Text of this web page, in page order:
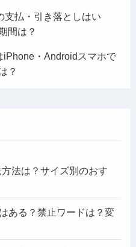
支払・引き落としはい
間は？
iPhone・Androidスマホで
？
法は？サイズ別のおす
ある？禁止ワードは？変